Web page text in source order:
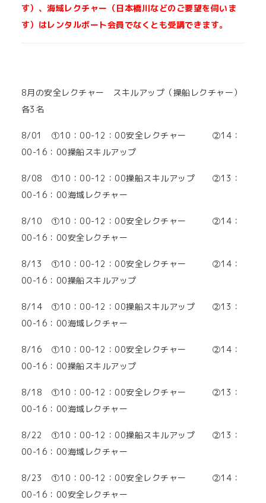
す）、海域レクチャー（日本橋川などのご要望を伺いま
す）はレンタルボート会員でなくとも受講できます。
8月の安全レクチャー スキルアップ（操船レクチャー）
各3名
8/01 ①10：00-12：00安全レクチャー ②14：
00-16：00操船スキルアップ
8/08 ①10：00-12：00操船スキルアップ ②13：
00-16：00海域レクチャー
8/10 ①10：00-12：00安全レクチャー ②14：
00-16：00安全レクチャー
8/13 ①10：00-12：00安全レクチャー ②14：
00-16：00操船スキルアップ
8/14 ①10：00-12：00操船スキルアップ ②13：
00-16：00海域レクチャー
8/16 ①10：00-12：00安全レクチャー ②14：
00-16：00操船スキルアップ
8/18 ①10：00-12：00安全レクチャー ②13：
00-16：00海域レクチャー
8/22 ①10：00-12：00操船スキルアップ ②13：
00-16：00海域レクチャー
8/23 ①10：00-12：00安全レクチャー ②14：
00-16：00安全レクチャー